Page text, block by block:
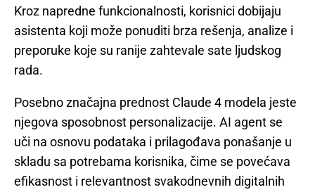
Kroz napredne funkcionalnosti, korisnici dobijaju
asistenta koji može ponuditi brza rešenja, analize i
preporuke koje su ranije zahtevale sate ljudskog
rada.
Posebno značajna prednost Claude 4 modela jeste
njegova sposobnost personalizacije. AI agent se
uči na osnovu podataka i prilagođava ponašanje u
skladu sa potrebama korisnika, čime se povećava
efikasnost i relevantnost svakodnevnih digitalnih